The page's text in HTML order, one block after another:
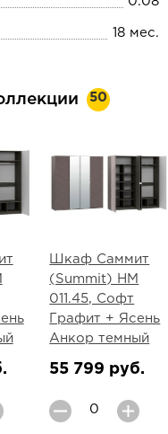
18 мес.
50
Шкаф Саммит
(Summit) НМ
011.45, Софт
Графит + Ясень
Анкор темный
55 799 руб.